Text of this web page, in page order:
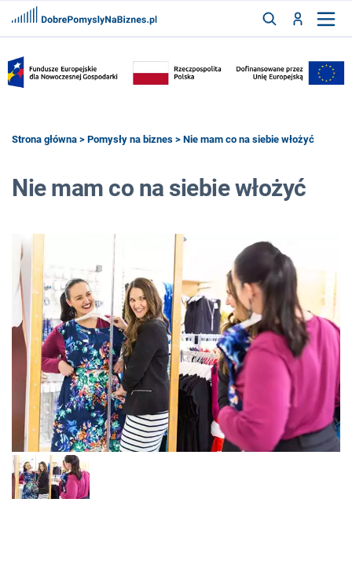
ZALOGUJ
ZAREJESTRUJ
FRANCZYZY
Strona główna > Pomysły na biznes > Nie mam co na siebie włożyć
Nie mam co na siebie włożyć